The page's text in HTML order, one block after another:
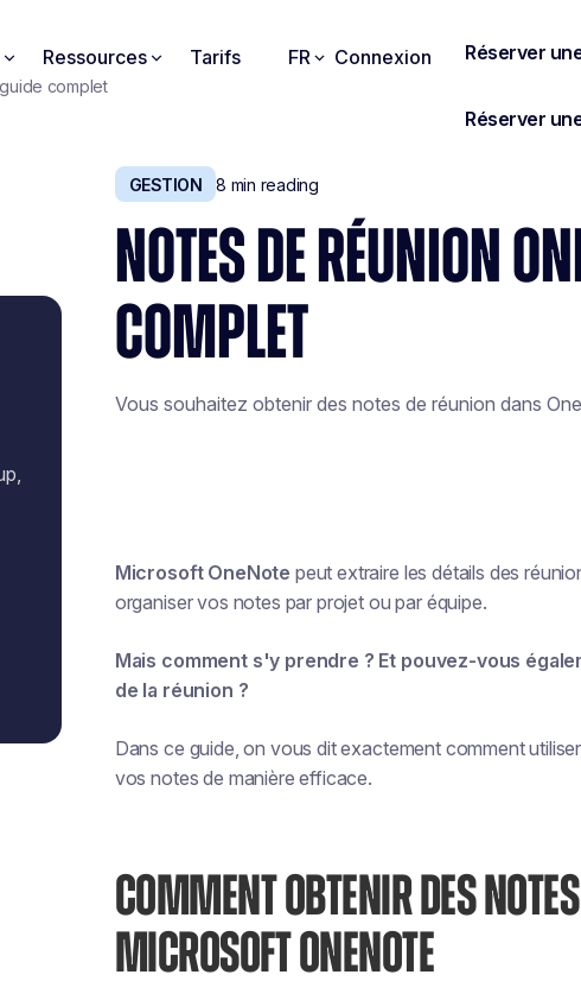
Ressources Tarifs FR Connexion
complet
GESTION 8 min reading
NOTES DE RÉUNION
COMPLET
Vous souhaitez obtenir des notes de réunion dans
Microsoft OneNote peut extraire les détails des
organiser vos notes par projet ou par équipe.
Mais comment s'y prendre ? Et pouvez-vous
de la réunion ?
Dans ce guide, on vous dit exactement comment
vos notes de manière efficace.
COMMENT OBTENIR DES
MICROSOFT ONENOTE